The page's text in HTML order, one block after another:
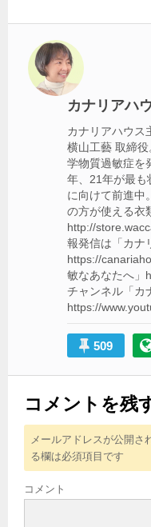
ゲ
ー
シ
ョ
カナリアハ
カナリアハウス
横山工藝 取締
学物質過敏症を
年、21年が最も
に向けて前進中
の方が使える衣
http://
報発信は「カナ
https://
敏なあなたへ」
チャンネル「カ
https://
509
コメントを残
メールアドレスが公開さ
る欄は必須項目です
コメント